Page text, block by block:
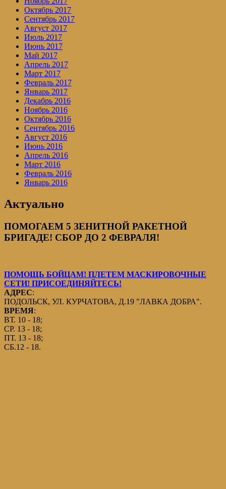
Октябрь 2017
Сентябрь 2017
Август 2017
Июль 2017
Июнь 2017
Май 2017
Апрель 2017
Март 2017
Февраль 2017
Январь 2017
Декабрь 2016
Ноябрь 2016
Октябрь 2016
Сентябрь 2016
Август 2016
Июнь 2016
Апрель 2016
Март 2016
Февраль 2016
Январь 2016
Актуально
ПОМОГАЕМ 5 ЗЕНИТНОЙ РАКЕТНОЙ
БРИГАДЕ! СБОР ДО 2 ФЕВРАЛЯ!
ПОМОЩЬ БОЙЦАМ! ПЛЕТЕМ МАСКИРОВОЧНЫЕ
СЕТИ! ПРИСОЕДИНЯЙТЕСЬ!
АДРЕС:
ПОДОЛЬСК, УЛ. КУРЧАТОВА, Д.19 "ЛАВКА ДОБРА".
ВРЕМЯ:
ВТ. 10 - 18;
СР. 13 - 18;
ПТ. 13 - 18;
СБ.12 - 18.